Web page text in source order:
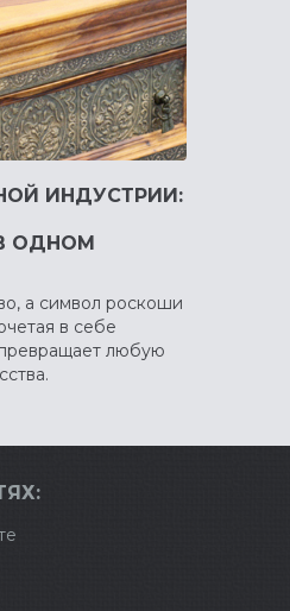
ИНДУСТРИИ:
ОДНОМ
а символ роскоши
в себе
любую